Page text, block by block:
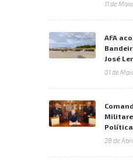
11 de
AFA
José
01 de
28 de